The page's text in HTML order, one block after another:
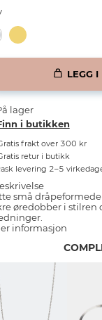
LEGG
lager
i butikken
frakt over 300 kr
retur i butikk
levering 2–5
små
øredobber i stilren
informasjon